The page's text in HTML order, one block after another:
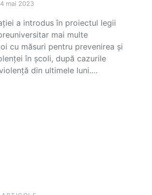
4 mai 2023
a introdus în proiectul legii
mai multe
cu măsuri pentru prevenirea și
în școli, după cazurile
din ultimele luni.…